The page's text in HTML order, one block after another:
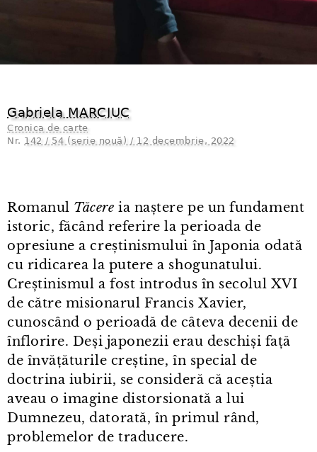
Gabriela MARCIUC
Cronica de carte
Nr. 142 / 54 (serie nouă) / 12 decembrie, 2022
Romanul Tăcere ia naștere pe un fundament
istoric, făcând referire la perioada de
opresiune a creștinismului în Japonia odată
cu ridicarea la putere a shogunatului.
Creștinismul a fost introdus în secolul XVI
de către misionarul Francis Xavier,
cunoscând o perioadă de câteva decenii de
înflorire. Deși japonezii erau deschiși față
de învățăturile creștine, în special de
doctrina iubirii, se consideră că aceștia
aveau o imagine distorsionată a lui
Dumnezeu, datorată, în primul rând,
problemelor de traducere.